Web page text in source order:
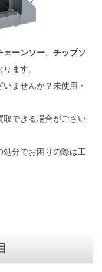
ェーンソー、 チップソ
ます。
いませんか？未使用・
できる場合がござい
分でお困りの際は工